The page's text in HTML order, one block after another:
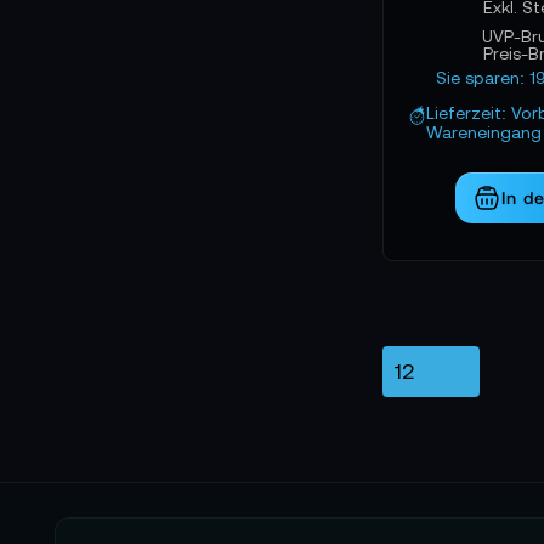
UVP-
Preis-
Sie sparen:
Lieferzeit:
In